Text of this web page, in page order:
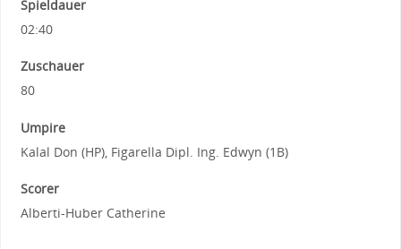
Spieldauer
02:40
Zuschauer
80
Umpire
Kalal Don (HP), Figarella Dipl. Ing. Edwyn (1B)
Scorer
Alberti-Huber Catherine